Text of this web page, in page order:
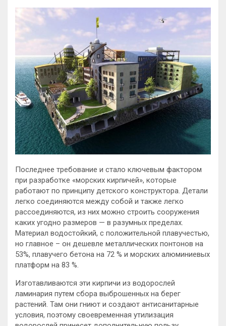
Последнее требование и стало ключевым фактором
при разработке «морских кирпичей», которые
работают по принципу детского конструктора. Детали
легко соединяются между собой и также легко
рассоединяются, из них можно строить сооружения
каких угодно размеров — в разумных пределах.
Материал водостойкий, с положительной плавучестью,
но главное – он дешевле металлических понтонов на
53%, плавучего бетона на 72 % и морских алюминиевых
платформ на 83 %.
Изготавливаются эти кирпичи из водорослей
ламинария путем сбора выброшенных на берег
растений. Там они гниют и создают антисанитарные
условия, поэтому своевременная утилизация